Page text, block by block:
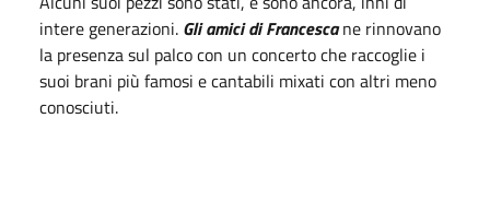
intere generazioni. Gli amici di Francescane rinnovano
la presenza sul palco con un concerto che raccoglie i
suoi brani più famosi e cantabili mixati con altri meno
conosciuti.